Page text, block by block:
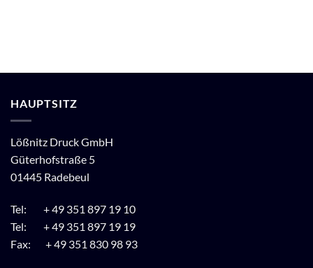
HAUPTSITZ
Lößnitz Druck GmbH
Güterhofstraße 5
01445 Radebeul
Tel: + 49 351 897 19 10
Tel: + 49 351 897 19 19
Fax: + 49 351 830 98 93